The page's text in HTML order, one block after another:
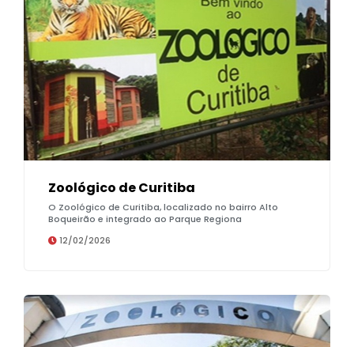
Zoológico de Curitiba
O Zoológico de Curitiba, localizado no bairro Alto
Boqueirão e integrado ao Parque Regiona
12/02/2026